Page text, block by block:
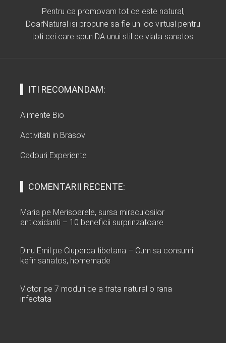
Pentru ca promovam tot ce este natural,
DoarNatural isi propune sa fie un loc virtual pentru
toti cei care spun DA unui stil de viata sanatos.
ITI RECOMANDAM:
Alimente Bio
Activitati in Brasov
Cadouri Experiente
COMENTARII RECENTE:
Maria pe Merisoarele, sursa miraculosilor
antioxidanti – 10 beneficii surprinzatoare
Dinu Emil pe Ciuperca tibetana – Cum sa consumi
kefir sanatos, homemade
Victor pe 7 moduri de a trata natural o rana
infectata